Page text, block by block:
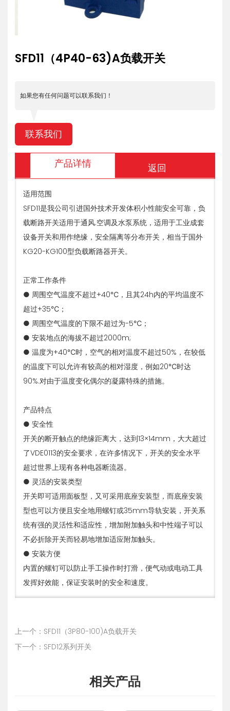
SFD11（4P40-63)A负载开关
如果您有任何问题可以联系我们！
联系我们
产品详情 返回
适用范围
SFD11是我公司引进国外技术开发体积小性能安全可靠，负
载断路开关适用于通风.空调及水泵系统，适用于工业成套
设备开关和用作绝缘，安全隔离等分布开关，相当于国外
KG20-KG100型负载断路器开关。
正常工作条件
● 周围空气温度不超过+40℃，且其24h内的平均温度不
超过+35℃；
● 周围空气温度的下限不超过为-5℃；
● 安装地点的海拔不超过2000m;
● 温度为+40℃时，空气的相对温度不超过50%，在较低
的温度下可以允许有较高的相对湿度，例如20℃时达
90%.对由于温度变化偶尔的凝露特殊的措施。
产品特点
● 安全性
开关的断开触点的绝缘距离大，达到13×14mm，大大超过
了VDE0113的安全要求，在许多情况下，开关的安全水平
超过世界上现有各种电器断流器。
● 灵活的安装类型
开关即可适用面板型，又可采用底座安装型，而底座安装
型也可以方便且安全地用螺钉或35mm导轨安装，开关系
统有强的灵活性和适应性，增加附加触头和中性端子可以
不必折除开关而轻易地增加适应附加触头。
● 安装方便
内置的螺钉可以防止手工操作时打滑，便气动或电动工具
发挥好效能，保证安装时的安全和速度。
上一个：SFD11（3P80-100)A负载开关
下一个：SFD12系列开关
相关产品